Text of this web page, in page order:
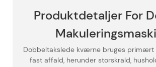
Produktdetaljer For
Dobbeltakslede kværne bruges primært
fast affald, herunder storskrald,